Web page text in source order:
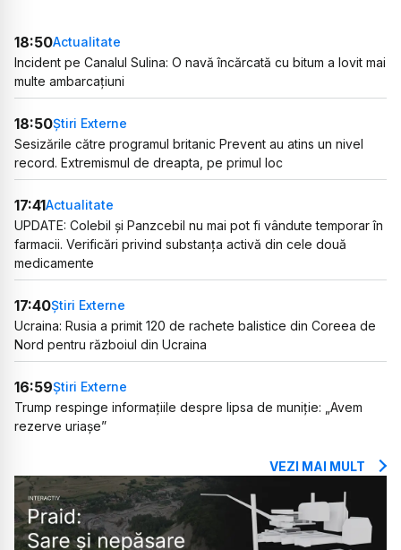
18:50Actualitate
Incident pe Canalul Sulina: O navă încărcată cu bitum a lovit mai
multe ambarcațiuni
18:50Știri Externe
Sesizările către programul britanic Prevent au atins un nivel
record. Extremismul de dreapta, pe primul loc
17:41Actualitate
UPDATE: Colebil și Panzcebil nu mai pot fi vândute temporar în
farmacii. Verificări privind substanța activă din cele două
medicamente
17:40Știri Externe
Ucraina: Rusia a primit 120 de rachete balistice din Coreea de
Nord pentru războiul din Ucraina
16:59Știri Externe
Trump respinge informațiile despre lipsa de muniție: „Avem
rezerve uriașe”
VEZI MAI MULT